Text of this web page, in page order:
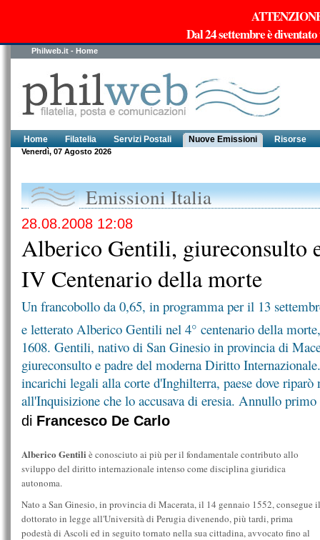
Dal 24 settembre è
Philweb.it - Home
Home Filatelia Servizi Postali Nuove Emissioni Risorse
Venerdì, 07 Agosto 2026
Emissioni Italia
28.08.2008 12:08
Alberico Gentili, giureconsulto
IV Centenario della morte
Un francobollo da 0,65, in programma per il 13
e letterato Alberico Gentili nel 4° centenario della
1608. Gentili, nativo di San Ginesio in provincia di
giureconsulto e padre del moderna Diritto
incarichi legali alla corte d'Inghilterra, paese dove riparò
all'Inquisizione che lo accusava di eresia. Annullo
di Francesco De Carlo
Alberico Gentili è conosciuto ai più per il fondamentale contributo allo
sviluppo del diritto internazionale intenso come disciplina giuridica
autonoma.
Nato a San Ginesio, in provincia di Macerata, il 14 gennaio 1552, consegue il
dottorato in legge all'Università di Perugia divenendo, più tardi, prima
podestà di Ascoli ed in seguito tornato nella sua cittadina, avvocato fino al